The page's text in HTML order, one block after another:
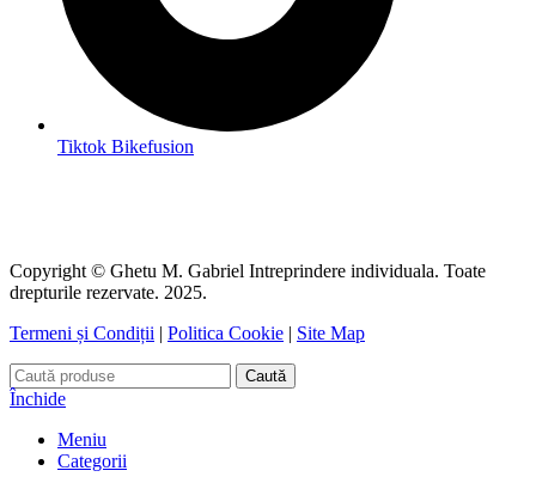
Tiktok Bikefusion
Copyright © Ghetu M. Gabriel Intreprindere individuala. Toate
drepturile rezervate. 2025.
Termeni și Condiții | Politica Cookie | Site Map
Caută
Închide
Meniu
Categorii